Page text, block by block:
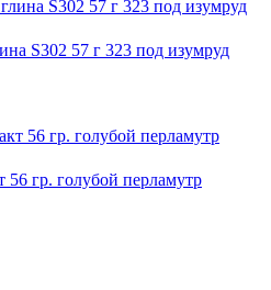
S302 57 г 323 под изумруд
гр. голубой перламутр